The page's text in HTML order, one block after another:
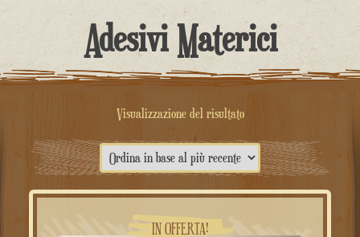
Adesivi Materici
Visualizzazione del risultato
IN OFFERTA!